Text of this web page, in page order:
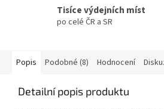
Tisíce výdejních míst
po celé ČR a SR
Popis Podobné (8) Hodnocení
Detailní popis produktu